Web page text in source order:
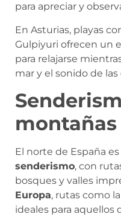
para apreciar y
En Asturias, playas
Gulpiyuri ofrecen un
para relajarse
mar y el sonido de las
El norte de España
senderismo, con
bosques y valles
Europa, rutas como
ideales para aquellos